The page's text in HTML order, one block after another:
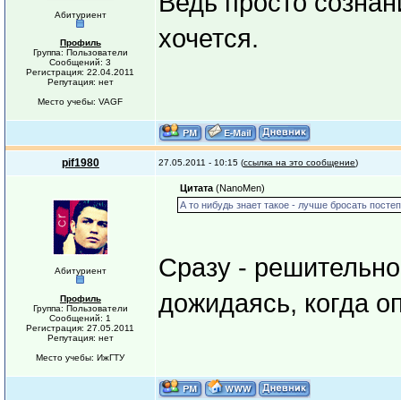
Абитуриент
Профиль
Группа: Пользователи
Сообщений: 3
Регистрация: 22.04.2011
Репутация: нет
Место учебы: VAGF
хочется.
pif1980 27.05.2011 - 10:15 (ссылка на это сообщение)
Абитуриент
Профиль
Группа: Пользователи
Сообщений: 1
Регистрация: 27.05.2011
Репутация: нет
Место учебы: ИжГТУ
Цитата(NanoMen)
А то нибудь знает такое - лучше бросать
Сразу -
дожидаясь, когда